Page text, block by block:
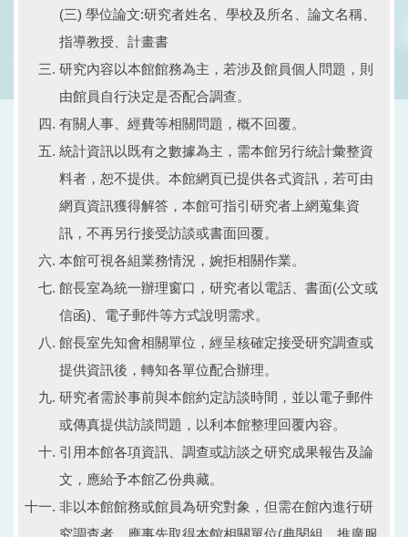
(三) 學位論文:研究者姓名、學校及所名、論文名稱、
指導教授、計畫書
研究內容以本館館務為主，若涉及館員個人問題，則
由館員自行決定是否配合調查。
有關人事、經費等相關問題，概不回覆。
統計資訊以既有之數據為主，需本館另行統計彙整資
料者，恕不提供。本館網頁已提供各式資訊，若可由
網頁資訊獲得解答，本館可指引研究者上網蒐集資
訊，不再另行接受訪談或書面回覆。
本館可視各組業務情況，婉拒相關作業。
館長室為統一辦理窗口，研究者以電話、書面(公文或
信函)、電子郵件等方式說明需求。
館長室先知會相關單位，經呈核確定接受研究調查或
提供資訊後，轉知各單位配合辦理。
研究者需於事前與本館約定訪談時間，並以電子郵件
或傳真提供訪談問題，以利本館整理回覆內容。
引用本館各項資訊、調查或訪談之研究成果報告及論
文，應給予本館乙份典藏。
非以本館館務或館員為研究對象，但需在館內進行研
究調查者，應事先取得本館相關單位(典閱組、推廣服